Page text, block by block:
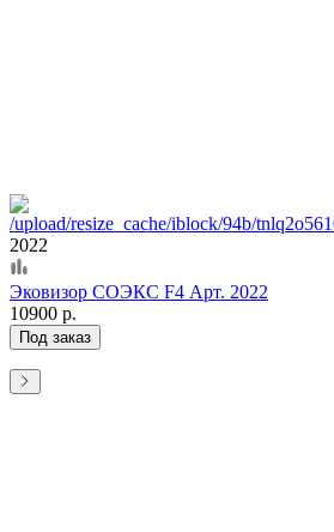
2022
Эковизор СОЭКС F4 Арт. 2022
10900 р.
Под заказ